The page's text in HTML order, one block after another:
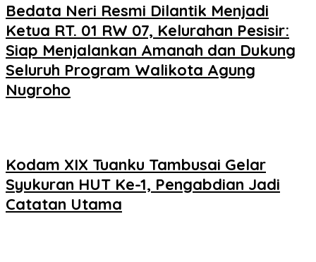
Bedata Neri Resmi Dilantik Menjadi
Ketua RT. 01 RW 07, Kelurahan Pesisir:
Siap Menjalankan Amanah dan Dukung
Seluruh Program Walikota Agung
Nugroho
Kodam XIX Tuanku Tambusai Gelar
Syukuran HUT Ke-1, Pengabdian Jadi
Catatan Utama